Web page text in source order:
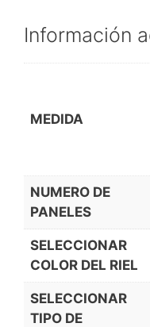
Información
MEDIDA
NUMERO DE
PANELES
SELECCIONAR
COLOR DEL RIEL
SELECCIONAR
TIPO DE